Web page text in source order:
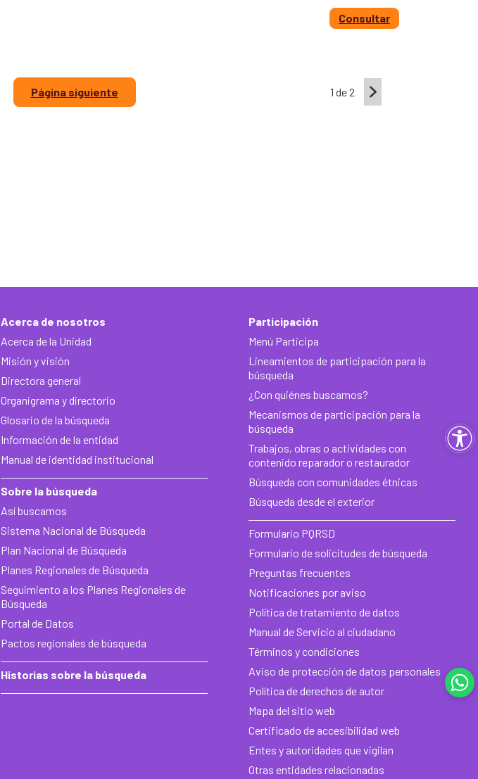
Consultar
Página siguiente 1 de 2
Acerca de nosotros
Acerca de la Unidad
Misión y visión
Directora general
Organigrama y directorio
Glosario de la búsqueda
Información de la entidad
Manual de identidad institucional
Sobre la búsqueda
Así buscamos
Sistema Nacional de Búsqueda
Plan Nacional de Búsqueda
Planes Regionales de Búsqueda
Seguimiento a los Planes Regionales de
Búsqueda
Portal de Datos
Pactos regionales de búsqueda
Historias sobre la búsqueda
Participación
Menú Participa
Lineamientos de participación para la
búsqueda
¿Con quiénes buscamos?
Mecanismos de participación para la
búsqueda
Trabajos, obras o actividades con
contenido reparador o restaurador
Búsqueda con comunidades étnicas
Búsqueda desde el exterior
Formulario PQRSD
Formulario de solicitudes de búsqueda
Preguntas frecuentes
Notificaciones por aviso
Política de tratamiento de datos
Manual de Servicio al ciudadano
Términos y condiciones
Aviso de protección de datos personales
Política de derechos de autor
Mapa del sitio web
Certificado de accesibilidad web
Entes y autoridades que vigilan
Otras entidades relacionadas